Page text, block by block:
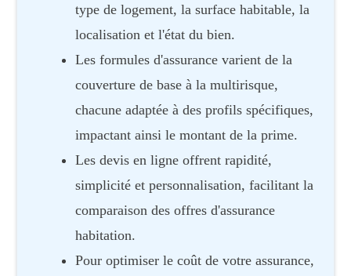
type de logement, la surface habitable, la
localisation et l'état du bien.
Les formules d'assurance varient de la
couverture de base à la multirisque,
chacune adaptée à des profils spécifiques,
impactant ainsi le montant de la prime.
Les devis en ligne offrent rapidité,
simplicité et personnalisation, facilitant la
comparaison des offres d'assurance
habitation.
Pour optimiser le coût de votre assurance,